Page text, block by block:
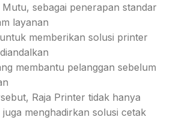
Mutu, sebagai penerapan standar
layanan
memberikan solusi printer
membantu pelanggan sebelum
Raja Printer tidak hanya
menghadirkan solusi cetak